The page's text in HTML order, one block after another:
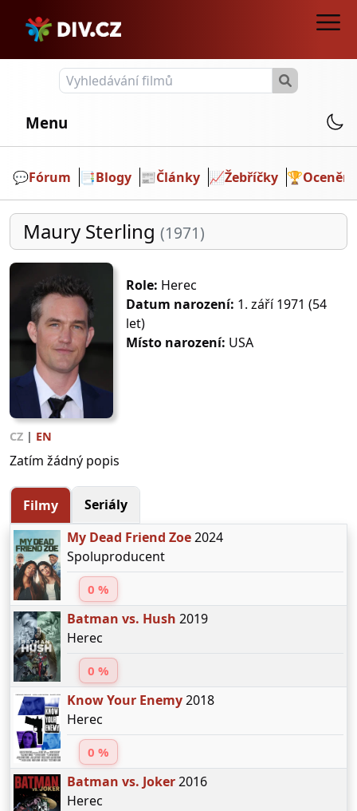
Menu
💬️Fórum 📑Blogy 📰Články 📈Žebříčky 🏆Ocenění
Maury Sterling (1971)
Role: Herec
Datum narození: 1. září 1971 (54
let)
Místo narození: USA
CZ | EN
Zatím žádný popis
Filmy
Seriály
My Dead Friend Zoe2024
Spoluproducent
0 %
Batman vs. Hush 2019
Herec
0 %
Know Your Enemy2018
Herec
0 %
Batman vs. Joker2016
Herec